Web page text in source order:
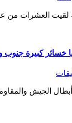
لقيت العشرات من
خسائر كبيرة
أبطال الجيش